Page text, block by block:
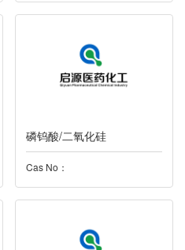
磷钨酸/二氧化硅
Cas No：